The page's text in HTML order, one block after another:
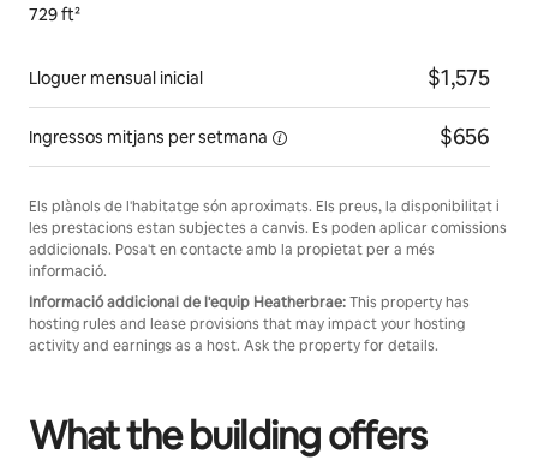
729 ft²
Lloguer mensual inicial $1,575
Ingressos mitjans per setmana $656
Els plànols de l'habitatge són aproximats. Els preus, la disponibilitat i
les prestacions estan subjectes a canvis. Es poden aplicar comissions
addicionals. Posa't en contacte amb la propietat per a més
informació.
Informació addicional de l'equip Heatherbrae:This property has
hosting rules and lease provisions that may impact your hosting
activity and earnings as a host. Ask the property for details.
What the building offers